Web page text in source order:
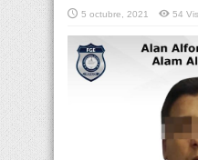
5 octubre, 2021 54